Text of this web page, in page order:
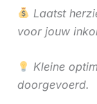
Laatst
voor jouw
Kleine
doorgevoerd.